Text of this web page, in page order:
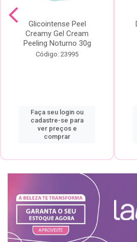
Glicointense Peel
Creamy Gel Cream
Peeling Noturno 30g
Código: 23995
Faça seu login ou
cadastre-se para
ver preços e
comprar